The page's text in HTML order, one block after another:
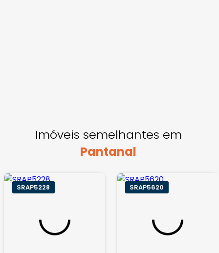
Imóveis semelhantes em
Pantanal
SRAP5228 SRAP5620